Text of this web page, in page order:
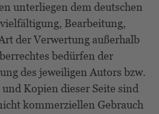
unterliegen dem deutschen
Bearbeitung,
der Verwertung außerhalb
bedürfen der
des jeweiligen Autors bzw.
Kopien dieser Seite sind
kommerziellen Gebrauch